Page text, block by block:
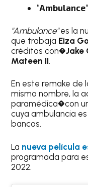
“Ambulance“
"Ambulance"es la
que trabaja Eiza
créditos con�Jake
Mateen II.
En este remake de
mismo nombre, la
paramédica�con
cuya ambulancia
bancos.
La nueva película
programada para
2022.